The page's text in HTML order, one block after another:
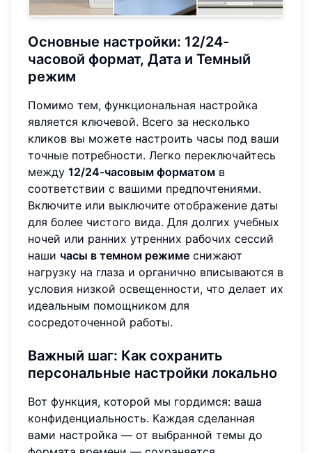
Основные настройки: 12/24-
часовой формат, Дата и Темный
режим
Помимо тем, функциональная настройка
является ключевой. Всего за несколько
кликов вы можете настроить часы под ваши
точные потребности. Легко переключайтесь
между 12/24-часовым форматом в
соответствии с вашими предпочтениями.
Включите или выключите отображение даты
для более чистого вида. Для долгих учебных
ночей или ранних утренних рабочих сессий
наши часы в темном режиме снижают
нагрузку на глаза и органично вписываются в
условия низкой освещенности, что делает их
идеальным помощником для
сосредоточенной работы.
Важный шаг: Как сохранить
персональные настройки локально
Вот функция, которой мы гордимся: ваша
конфиденциальность. Каждая сделанная
вами настройка — от выбранной темы до